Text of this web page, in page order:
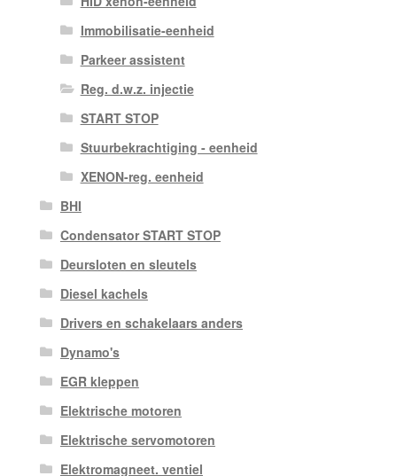
Immobilisatie-eenheid
Parkeer assistent
Reg. d.w.z. injectie
START STOP
Stuurbekrachtiging - eenheid
XENON-reg. eenheid
BHI
Condensator START STOP
Deursloten en sleutels
Diesel kachels
Drivers en schakelaars anders
Dynamo's
EGR kleppen
Elektrische motoren
Elektrische servomotoren
Elektromagneet. ventiel